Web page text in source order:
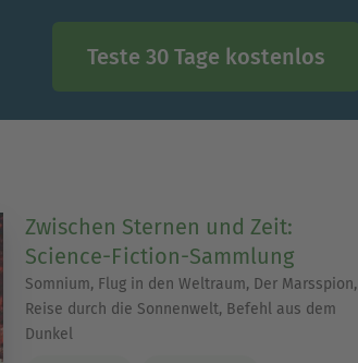
Teste 30 Tage kostenlos
Zwischen Sternen und Zeit:
Science-Fiction-Sammlung
Somnium, Flug in den Weltraum, Der Marsspion,
Reise durch die Sonnenwelt, Befehl aus dem
Dunkel